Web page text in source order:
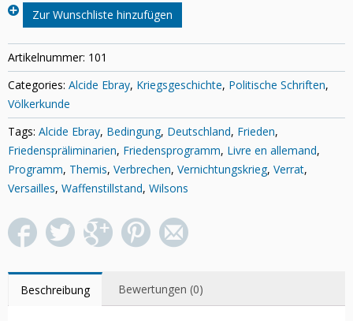
unsaubere
Frieden
-
Der
Vernichtungskrieg
gegen
Deutschland
Menge
Zur Wunschliste hinzufügen
Artikelnummer: 101
Categories: Alcide Ebray, Kriegsgeschichte, Politische Schriften,
Völkerkunde
Tags: Alcide Ebray, Bedingung, Deutschland, Frieden,
Friedenspräliminarien, Friedensprogramm, Livre en allemand,
Programm, Themis, Verbrechen, Vernichtungskrieg, Verrat,
Versailles, Waffenstillstand, Wilsons
Beschreibung Bewertungen (0)